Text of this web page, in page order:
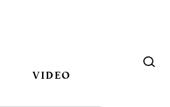
VIDEO